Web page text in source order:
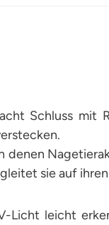
Schluss mit
denen
sie auf ihren
Licht leicht